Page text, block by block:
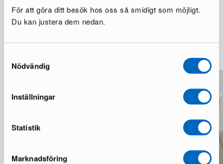
För att göra ditt besök hos oss så smidigt som möjligt.
Du kan justera dem nedan.
Nödvändig
Inställningar
Statistik
Marknadsföring
Lisää samalta brändiltä